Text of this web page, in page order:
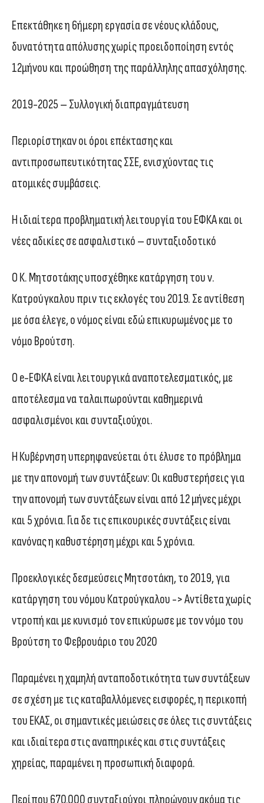
Επεκτάθηκε η 6ήμερη εργασία σε νέους κλάδους,
δυνατότητα απόλυσης χωρίς προειδοποίηση εντός
12μήνου και προώθηση της παράλληλης απασχόλησης.
2019-2025 – Συλλογική διαπραγμάτευση
Περιορίστηκαν οι όροι επέκτασης και
αντιπροσωπευτικότητας ΣΣΕ, ενισχύοντας τις
ατομικές συμβάσεις.
Η ιδιαίτερα προβληματική λειτουργία του ΕΦΚΑ και οι
νέες αδικίες σε ασφαλιστικό – συνταξιοδοτικό
Ο Κ. Μητσοτάκης υποσχέθηκε κατάργηση του ν.
Κατρούγκαλου πριν τις εκλογές του 2019. Σε αντίθεση
με όσα έλεγε, ο νόμος είναι εδώ επικυρωμένος με το
νόμο Βρούτση.
Ο e-ΕΦΚΑ είναι λειτουργικά αναποτελεσματικός, με
αποτέλεσμα να ταλαιπωρούνται καθημερινά
ασφαλισμένοι και συνταξιούχοι.
Η Κυβέρνηση υπερηφανεύεται ότι έλυσε το πρόβλημα
με την απονομή των συντάξεων: Οι καθυστερήσεις για
την απονομή των συντάξεων είναι από 12 μήνες μέχρι
και 5 χρόνια. Για δε τις επικουρικές συντάξεις είναι
κανόνας η καθυστέρηση μέχρι και 5 χρόνια.
Προεκλογικές δεσμεύσεις Μητσοτάκη, το 2019, για
κατάργηση του νόμου Κατρούγκαλου -> Αντίθετα χωρίς
ντροπή και με κυνισμό τον επικύρωσε με τον νόμο του
Βρούτση το Φεβρουάριο του 2020
Παραμένει η χαμηλή ανταποδοτικότητα των συντάξεων
σε σχέση με τις καταβαλλόμενες εισφορές, η περικοπή
του ΕΚΑΣ, οι σημαντικές μειώσεις σε όλες τις συντάξεις
και ιδιαίτερα στις αναπηρικές και στις συντάξεις
χηρείας, παραμένει η προσωπική διαφορά.
Περίπου 670.000 συνταξιούχοι πληρώνουν ακόμα τις